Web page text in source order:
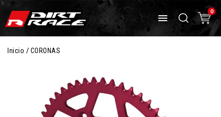

0
Inicio CORONAS